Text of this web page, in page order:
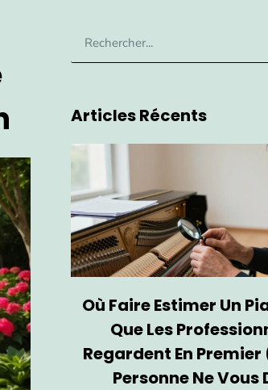
Articles Récents
Où Faire Estimer Un
Que Les
Regardent En Premier
Personne Ne Vous